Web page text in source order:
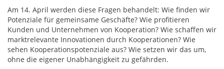
Am 14. April werden diese Fragen behandelt: Wie finden wir
Potenziale für gemeinsame Geschäfte? Wie profitieren
Kunden und Unternehmen von Kooperation? Wie schaffen wir
marktrelevante Innovationen durch Kooperationen? Wie
sehen Kooperationspotenziale aus? Wie setzen wir das um,
ohne die eigener Unabhängigkeit zu gefährden.